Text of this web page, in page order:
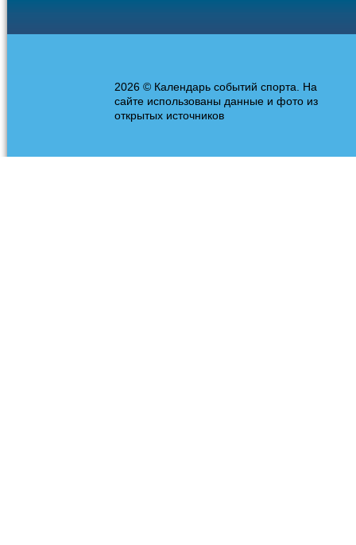
2026 © Календарь событий спорта. На
сайте использованы данные и фото из
открытых источников